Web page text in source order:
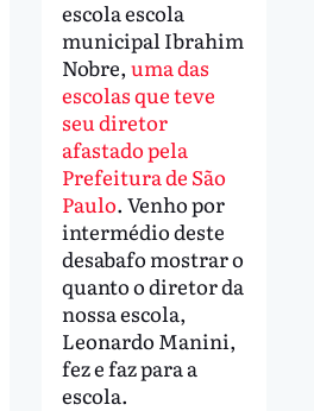
escola escola
municipal Ibrahim
Nobre, uma das
escolas que teve
seu diretor
afastado pela
Prefeitura de São
Paulo. Venho por
intermédio deste
desabafo mostrar o
quanto o diretor da
nossa escola,
Leonardo Manini,
fez e faz para a
escola.